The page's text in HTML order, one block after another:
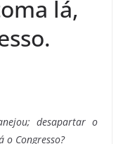
lá,
desapartar o
o Congresso?